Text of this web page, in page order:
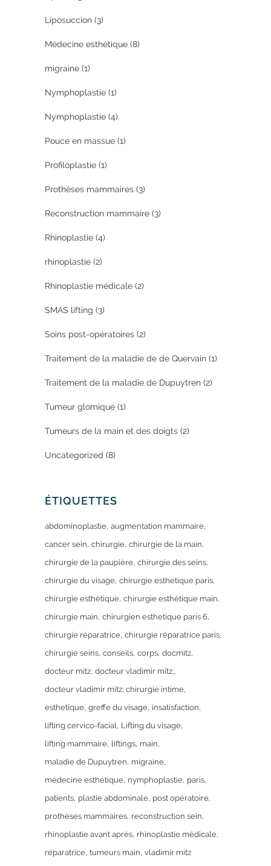
Liposuccion (3)
Médecine esthétique (8)
migraine (1)
Nymphoplastie (1)
Nymphoplastie (4)
Pouce en massue (1)
Profiloplastie (1)
Prothèses mammaires (3)
Reconstruction mammaire (3)
Rhinoplastie (4)
rhinoplastie (2)
Rhinoplastie médicale (2)
SMAS lifting (3)
Soins post-opératoires (2)
Traitement de la maladie de de Quervain (1)
Traitement de la maladie de Dupuytren (2)
Tumeur glomique (1)
Tumeurs de la main et des doigts (2)
Uncategorized (8)
ÉTIQUETTES
abdominoplastie augmentation mammaire
cancer sein chirurgie chirurgie de la main
chirurgie de la paupière chirurgie des seins
chirurgie du visage chirurgie esthetique paris
chirurgie esthétique chirurgie esthétique main
chirurgie main chirurgien esthetique paris 6
chirurgie réparatrice chirurgie réparatrice paris
chirurgie seins conseils corps docmitz
docteur mitz docteur vladimir mitz;
docteur vladimir mitz; chirurgie intime
esthetique greffe du visage insatisfaction
lifting cervico-facial Lifting du visage
lifting mammaire liftings main
maladie de Dupuytren migraine
médecine esthétique nymphoplastie paris
patients plastie abdominale post opératoire
prothèses mammaires reconstruction sein
rhinoplastie avant après rhinoplastie médicale
réparatrice tumeurs main vladimir mitz